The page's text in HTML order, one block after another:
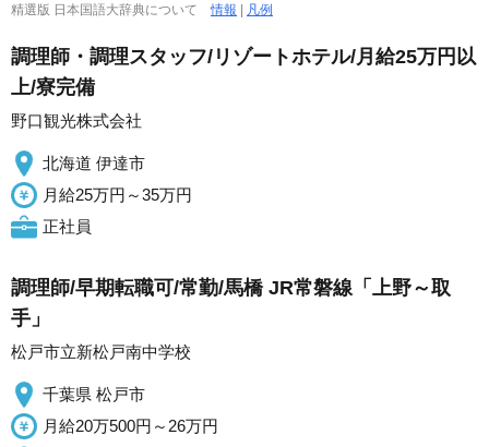
精選版 日本国語大辞典について情報 凡例
調理師・調理スタッフ/リゾートホテル/月給25万円以
上/寮完備
野口観光株式会社
北海道 伊達市
月給25万円～35万円
正社員
調理師/早期転職可/常勤/馬橋 JR常磐線「上野～取
手」
松戸市立新松戸南中学校
千葉県 松戸市
月給20万500円～26万円